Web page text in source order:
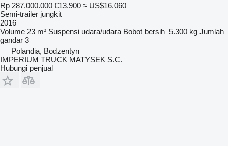
Rp 287.000.000 €13.900 ≈ US$16.060
Semi-trailer jungkit
2016
Volume 23 m³ Suspensi udara/udara Bobot bersih 5.300 kg Jumlah
gandar 3
Polandia, Bodzentyn
IMPERIUM TRUCK MATYSEK S.C.
Hubungi penjual